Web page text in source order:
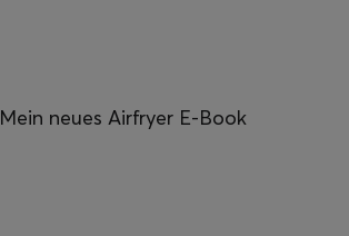
Mein neues Airfryer E-Book